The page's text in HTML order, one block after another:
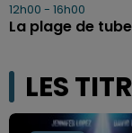
12h00 - 16h00
La plage de
LES